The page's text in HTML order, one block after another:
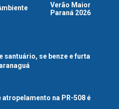
Verão Maior
Paraná 2026
santuário, se benze e furta
na PR-508 é